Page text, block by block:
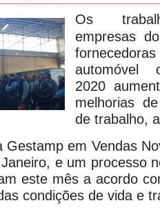
Os
empresas
automóvel
2020
melhorias
de trabalho,
Gestamp em Vendas
e um processo
este mês a acordo
condições de vida e